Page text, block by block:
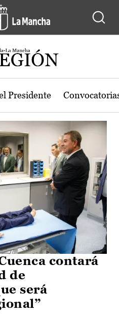
de Castilla-
Presidente
contará
de
será